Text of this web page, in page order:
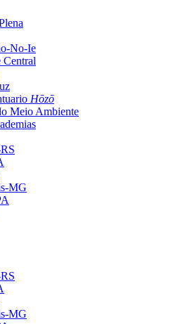
No-Ie
Central
Hōzō
Meio Ambiente
MG
MG